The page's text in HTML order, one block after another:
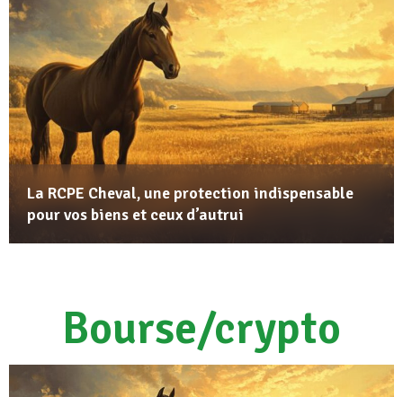
La RCPE Cheval, une protection indispensable
pour vos biens et ceux d’autrui
Bourse/crypto